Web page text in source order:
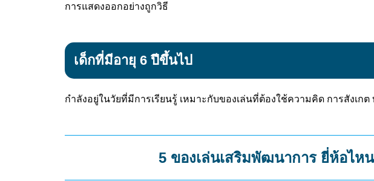
การแสดงออกอย่างถูกวิธี
เด็กที่มีอายุ 6 ปีขึ้นไป
กำลังอยู่ในวัยที่มีการเรียนรู้ เหมาะกับของเล่นที่ต้องใช้ความคิด การสังเก
5 ของเล่นเสริมพัฒนาการ ยี่ห้อไห